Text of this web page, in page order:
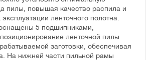
пилы, повышая качество распила и
ленточного полотна.
5 подшипниками,
ленточной пилы
заготовки, обеспечивая
На нижней части пильной рамы